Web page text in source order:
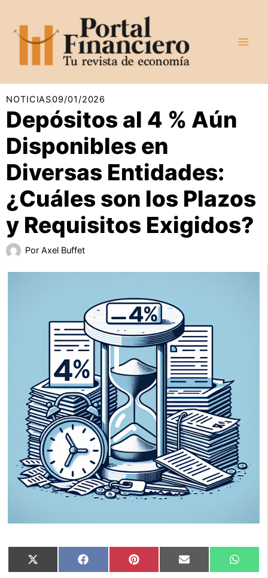
contenido
NOTICIAS09/01/2026
Depósitos al 4 % Aún
Disponibles en
Diversas Entidades:
¿Cuáles son los Plazos
y Requisitos Exigidos?
Por Axel Buffet
Compartir
en
X
(Twitter)
Compartir
en
Facebook Compartir
en
Pinterest Compartir
en
Email
en